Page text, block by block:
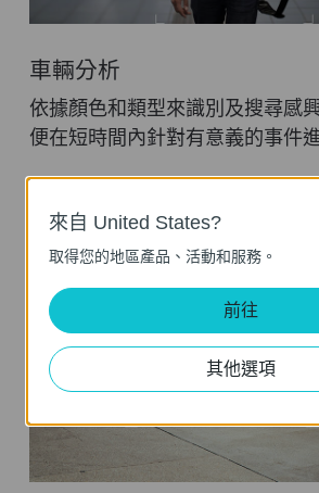
車輛分析
依據顏色和類型來識別及搜尋感
便在短時間內針對有意義的事件
來自 United States?
取得您的地區產品、活動和服務。
前往
其他選項